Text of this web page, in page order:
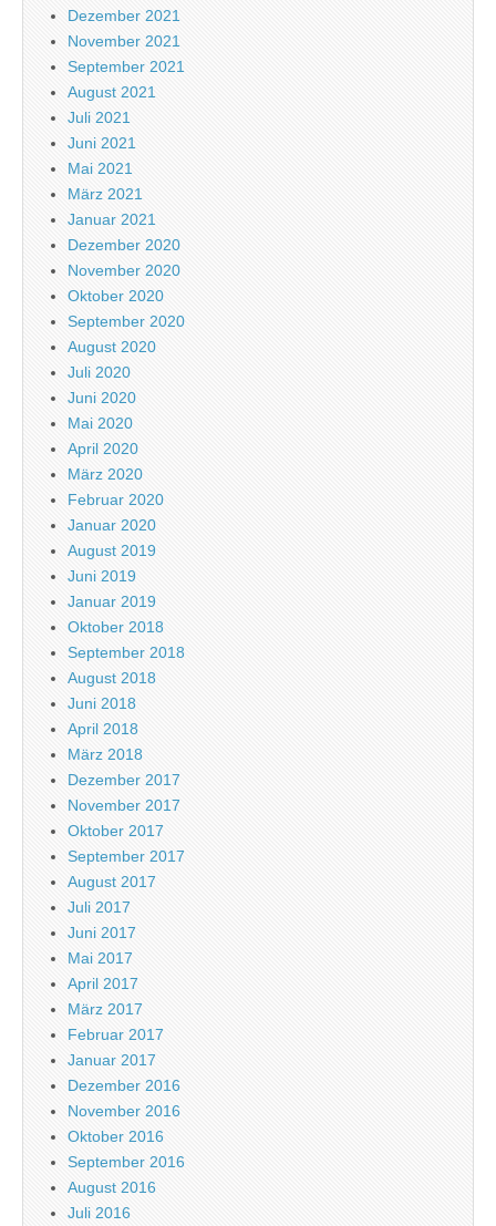
Dezember 2021
November 2021
September 2021
August 2021
Juli 2021
Juni 2021
Mai 2021
März 2021
Januar 2021
Dezember 2020
November 2020
Oktober 2020
September 2020
August 2020
Juli 2020
Juni 2020
Mai 2020
April 2020
März 2020
Februar 2020
Januar 2020
August 2019
Juni 2019
Januar 2019
Oktober 2018
September 2018
August 2018
Juni 2018
April 2018
März 2018
Dezember 2017
November 2017
Oktober 2017
September 2017
August 2017
Juli 2017
Juni 2017
Mai 2017
April 2017
März 2017
Februar 2017
Januar 2017
Dezember 2016
November 2016
Oktober 2016
September 2016
August 2016
Juli 2016